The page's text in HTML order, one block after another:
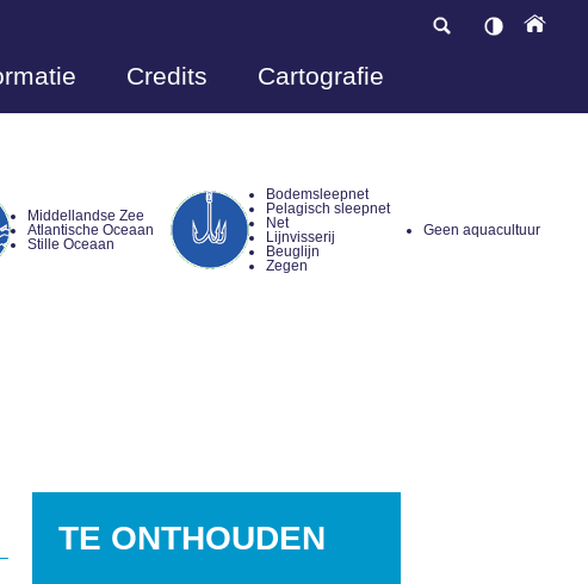
Credits Cartografie
Middellandse Zee
Atlantische Oceaan
Stille Oceaan
Bodemsleepnet
Pelagisch sleepnet
Net
Lijnvisserij
Beuglijn
Zegen
Geen aquacultuur
TE ONTHOUDEN